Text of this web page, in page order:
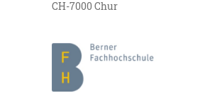
CH-7000 Chur